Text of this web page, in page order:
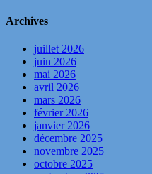
Archives
juillet 2026
juin 2026
mai 2026
avril 2026
mars 2026
février 2026
janvier 2026
décembre 2025
novembre 2025
octobre 2025